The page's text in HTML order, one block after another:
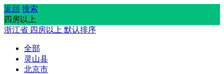
返回 搜索
四房以上
浙江省 四房以上 默认排序
全部
灵山县
北京市